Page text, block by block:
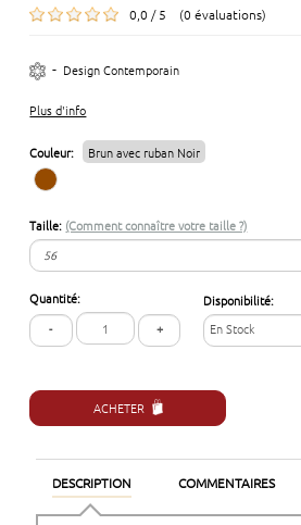
0,0 / 5 (0 évaluations)
- Design Contemporain
Plus d'info
Couleur: Brun avec ruban Noir
Taille: (Comment connaître votre taille ?)
56
56
57
59
Quantité:
-
+
Disponibilité:
En Stock
ACHETER
DESCRIPTION COMMENTAIRES